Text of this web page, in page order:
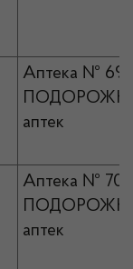
Аптека № 69
аптек
Аптека № 70
аптек